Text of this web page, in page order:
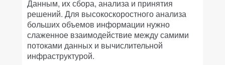
Данным, их сбора, анализа и принятия
решений. Для высокоскоростного анализа
больших объемов информации нужно
слаженное взаимодействие между самими
потоками данных и вычислительной
инфраструктурой.